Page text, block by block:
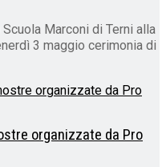
Marconi di Terni alla
3 maggio cerimonia di
organizzate da Pro